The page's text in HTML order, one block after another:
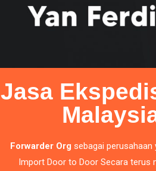
Jasa
Forwarder Org sebagai
Import Door to DoorSecara terus